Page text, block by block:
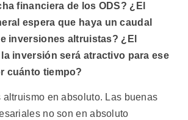
financiera de los ODS? ¿El
espera que haya un caudal
inversiones altruistas? ¿El
inversión será atractivo para ese
cuánto tiempo?
altruismo en absoluto. Las buenas
no son en absoluto